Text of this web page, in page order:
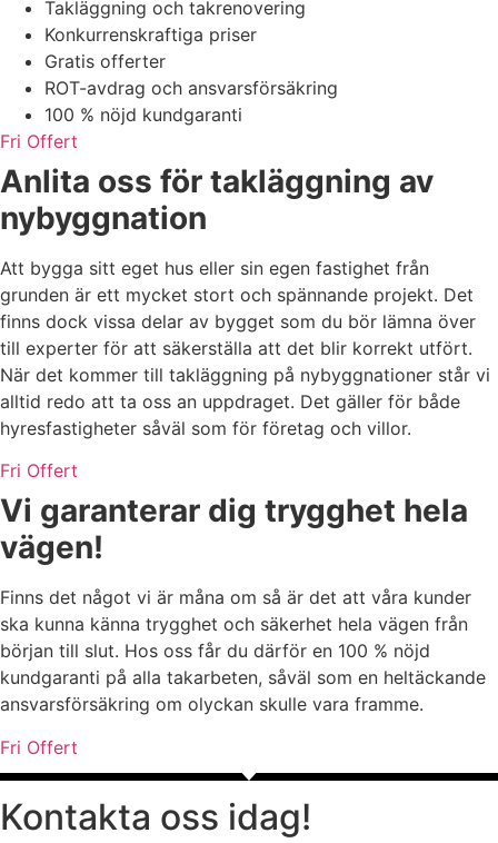
Takläggning och takrenovering
Konkurrenskraftiga priser
Gratis offerter
ROT-avdrag och ansvarsförsäkring
100 % nöjd kundgaranti
Fri Offert
Anlita oss för takläggning av
nybyggnation
Att bygga sitt eget hus eller sin egen fastighet från
grunden är ett mycket stort och spännande projekt. Det
finns dock vissa delar av bygget som du bör lämna över
till experter för att säkerställa att det blir korrekt utfört.
När det kommer till takläggning på nybyggnationer står vi
alltid redo att ta oss an uppdraget. Det gäller för både
hyresfastigheter såväl som för företag och villor.
Fri Offert
Vi garanterar dig trygghet hela
vägen!
Finns det något vi är måna om så är det att våra kunder
ska kunna känna trygghet och säkerhet hela vägen från
början till slut. Hos oss får du därför en 100 % nöjd
kundgaranti på alla takarbeten, såväl som en heltäckande
ansvarsförsäkring om olyckan skulle vara framme.
Fri Offert
Kontakta oss idag!